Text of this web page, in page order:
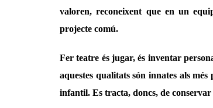
valoren, reconeixent que en un
projecte comú.
Fer teatre és jugar, és inventar
aquestes qualitats són innates als
infantil. Es tracta, doncs, de